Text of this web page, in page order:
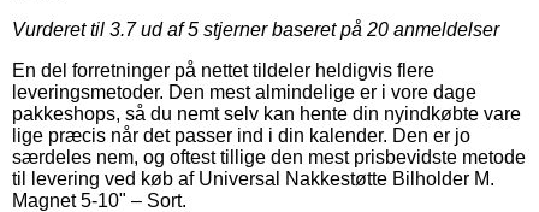
Vurderet til 3.7ud af 5 stjerner baseret på 20 anmeldelser
En del forretninger på nettet tildeler heldigvis flere
leveringsmetoder. Den mest almindelige er i vore dage
pakkeshops, så du nemt selv kan hente din nyindkøbte vare
lige præcis når det passer ind i din kalender. Den er jo
særdeles nem, og oftest tillige den mest prisbevidste metode
til levering ved køb af Universal Nakkestøtte Bilholder M.
Magnet 5-10" – Sort.